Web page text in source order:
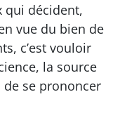
qui décident,
vue du bien de
c’est vouloir
la source
de se prononcer